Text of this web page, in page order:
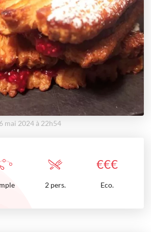
mai 2024 à 22h54
€€€
2 pers. Eco.